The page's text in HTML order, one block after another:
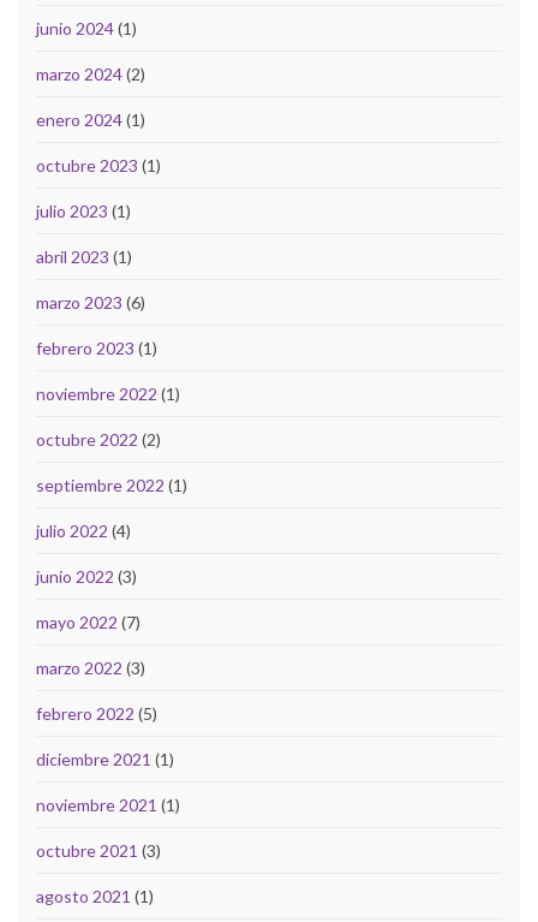
junio 2024(1)
marzo 2024(2)
enero 2024(1)
octubre 2023 (1)
julio 2023 (1)
abril 2023 (1)
marzo 2023 (6)
febrero 2023 (1)
noviembre 2022 (1)
octubre 2022 (2)
septiembre 2022 (1)
julio 2022 (4)
junio 2022 (3)
mayo 2022 (7)
marzo 2022 (3)
febrero 2022 (5)
diciembre 2021 (1)
noviembre 2021 (1)
octubre 2021 (3)
agosto 2021 (1)